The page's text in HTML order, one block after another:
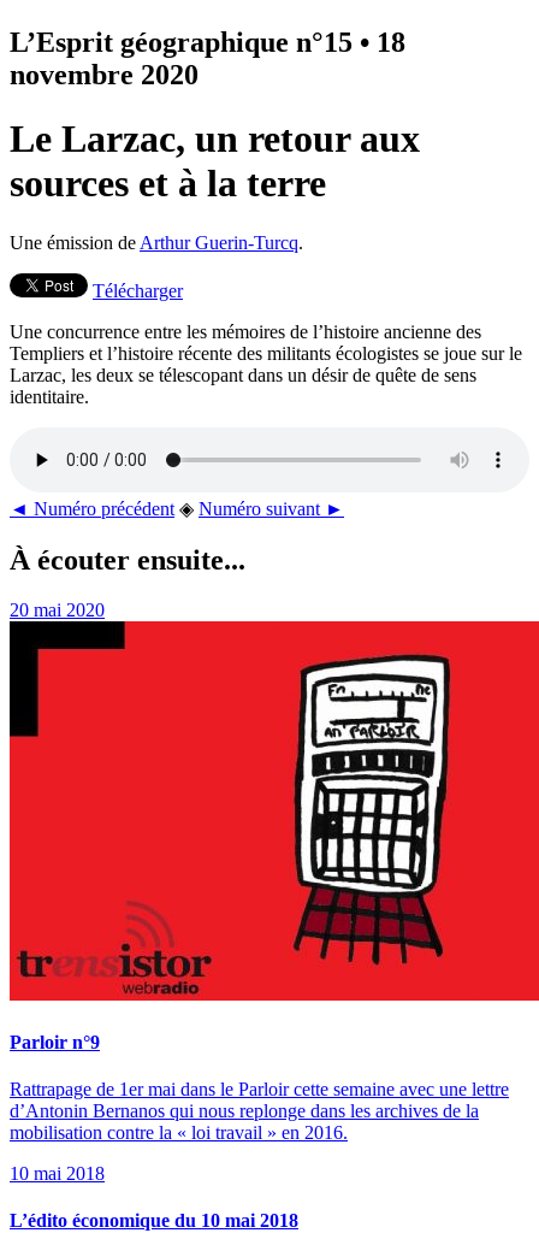
L’Esprit géographique n°15 • 18
novembre 2020
Le Larzac, un retour aux
sources et à la terre
Une émission de Arthur Guerin-Turcq.
Télécharger
Une concurrence entre les mémoires de l’histoire ancienne des
Templiers et l’histoire récente des militants écologistes se joue sur le
Larzac, les deux se télescopant dans un désir de quête de sens
identitaire.
◄ Numéro précédent ◈ Numéro suivant ►
À écouter ensuite...
20 mai 2020
Parloir n°9
Rattrapage de 1er mai dans le Parloir cette semaine avec une lettre
d’Antonin Bernanos qui nous replonge dans les archives de la
mobilisation contre la « loi travail » en 2016.
10 mai 2018
L’édito économique du 10 mai 2018